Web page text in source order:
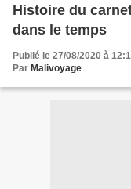
Histoire du
dans le temps
Publié le 27/08/2020 à
Par Malivoyage